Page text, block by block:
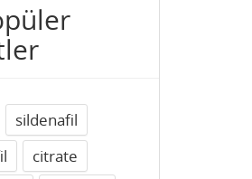
sildenafil
citrate